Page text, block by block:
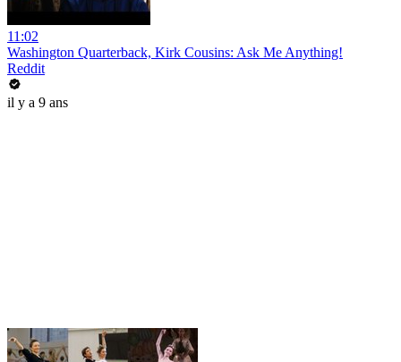
11:02
Washington Quarterback, Kirk Cousins: Ask Me Anything!
Reddit
il y a 9 ans